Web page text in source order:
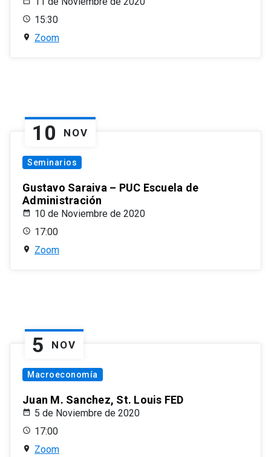
15:30
Zoom
10 NOV
Seminarios
Gustavo Saraiva – PUC Escuela de
Administración
10 de Noviembre de 2020
17:00
Zoom
5 NOV
Macroeconomía
Juan M. Sanchez, St. Louis FED
5 de Noviembre de 2020
17:00
Zoom